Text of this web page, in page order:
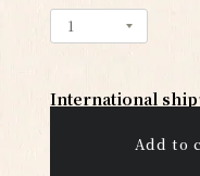
International
Add to